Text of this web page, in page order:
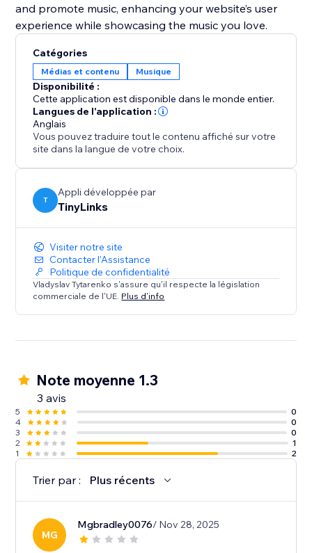
and promote music, enhancing your website’s user
Catégories
Médias et contenu Musique
Disponibilité :
Cette application est disponible dans le monde entier.
Langues de l'application :
Anglais
Vous pouvez traduire tout le contenu affiché sur votre
site dans la langue de votre choix.
T
Appli développée par
TinyLinks
Visiter notre site
Contacter l'Assistance
Politique de confidentialité
Vladyslav Tytarenko s'assure qu'il respecte la législation
commerciale de l'UE. Plus d'info
Note moyenne 1.3
3 avis
5
0
4
0
3
0
2
1
1
2
Trier par : Plus récents
MG
Mgbradley0076/ Nov 28, 2025